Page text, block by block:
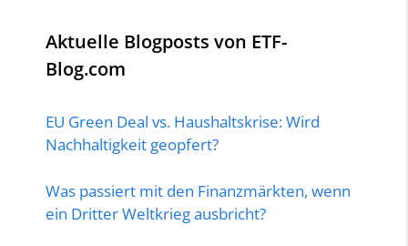
Aktuelle Blogposts von ETF-
Blog.com
EU Green Deal vs. Haushaltskrise: Wird
Nachhaltigkeit geopfert?
Was passiert mit den Finanzmärkten, wenn
ein Dritter Weltkrieg ausbricht?